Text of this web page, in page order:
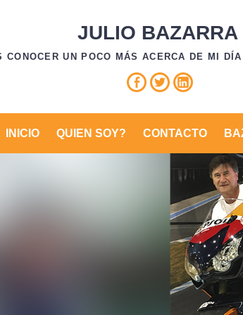
JULIO BAZARRA
CONOCER UN POCO MÁS ACERCA DE MI
Facebook
TwitterLinkedin
INICIO QUIEN SOY? CONTACTO